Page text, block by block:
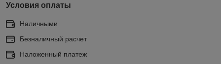
Условия оплаты
Наличными
Безналичный расчет
Наложенный платеж